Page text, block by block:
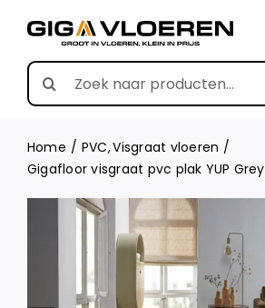
content
Search
for:
Home PVC Visgraat vloeren
Gigafloor visgraat pvc plak YUP Grey